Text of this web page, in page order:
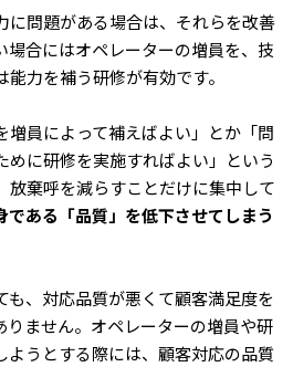
に問題がある場合は、それらを改善
場合にはオペレーターの増員を、技
力を補う研修が有効です。
増員によって補えばよい」とか「問
めに研修を実施すればよい」という
放棄呼を減らすことだけに集中して
である「品質」を低下させてしまう
も、対応品質が悪くて顧客満足度を
りません。オペレーターの増員や研
ようとする際には、顧客対応の品質